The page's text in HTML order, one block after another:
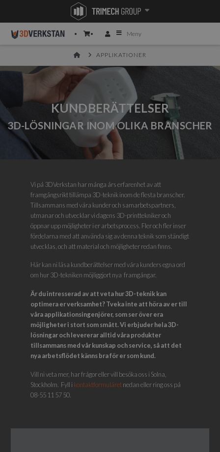
Meny
HOMEAPPLIKATIONER
KUNDBERÄTTELSER
3D-LÖSNINGAR INOM OLIKA BRANSCHER
Vi på 3DVerkstan har många års erfarenhet av att
framgångsrikt tillämpa 3D-teknik inom de flesta branscher.
Tillsammans med våra kunder och samarbetspartners,
utmanar och utvecklar vi dagens 3D-printtekniker och
öppnar upp möjligheter i er arbetsprocess. Fler och fler inser
fördelarna med att använda sig av denna teknik som ständigt
utvecklas, och att material och möjligheter redan finns.
Här kan ni läsa kundberättelser med våra kunders egna ord
om hur 3D-tekniken möjliggjort nya framgångar.
Är du intresserad av att veta hur 3D-teknik kan
optimera er verksamhet? Tveka inte att höra av er till
våra applikationsingenjörer, som ser över era
möjligheter i stort som smått. Vi erbjuder hela 3D-
lösningar och levererar alltid våra produkter
tillsammans med vår kunskap och service, så att det
nya arbetsflödet känns bra för er som kund.
Vill ni veta mer, har frågor eller vill besöka oss i Solna,
Stockholm. Fyll i kontaktformuläretnedan eller ring oss på
08-55 11 57 50.